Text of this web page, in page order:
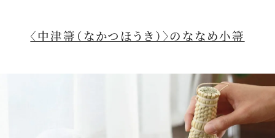
〈中津箒（なかつほうき）〉のななめ小箒